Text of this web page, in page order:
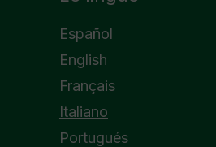
Español
English
Français
Italiano
Portugués